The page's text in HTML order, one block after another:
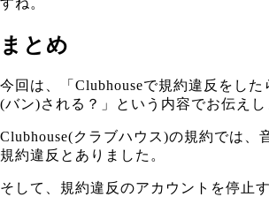
すね。
まとめ
今回は、「Clubhouseで規約違反をした
(バン)される？」という内容でお伝えし
Clubhouse(クラブハウス)の規約では、
規約違反とありました。
そして、規約違反のアカウントを停止